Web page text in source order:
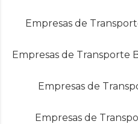
Empresas de
Empresas de Transporte
Empresas de
Empresas de